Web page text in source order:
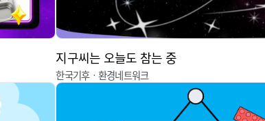
지구씨는 오늘도 참는 중
한국기후ㆍ환경네트워크